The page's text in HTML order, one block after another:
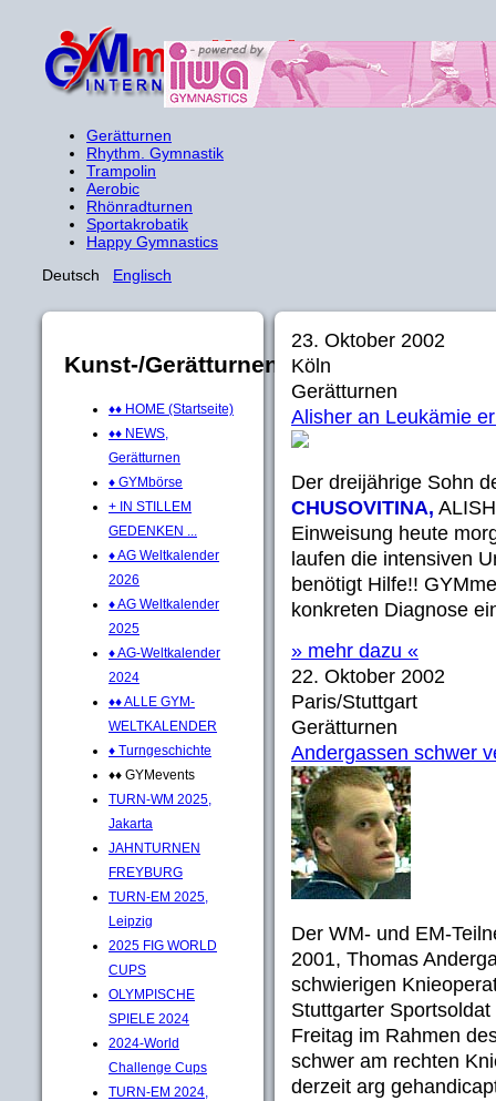
Gerätturnen
Rhythm. Gymnastik
Trampolin
Aerobic
Rhönradturnen
Sportakrobatik
Happy Gymnastics
Deutsch Englisch
Kunst-/Gerätturnen
♦♦ HOME (Startseite)
♦♦ NEWS,
Gerätturnen
♦ GYMbörse
+ IN STILLEM
GEDENKEN ...
♦ AG Weltkalender
2026
♦ AG Weltkalender
2025
♦ AG-Weltkalender
2024
♦♦ ALLE GYM-
WELTKALENDER
♦ Turngeschichte
♦♦ GYMevents
TURN-WM 2025,
Jakarta
JAHNTURNEN
FREYBURG
TURN-EM 2025,
Leipzig
2025 FIG WORLD
CUPS
OLYMPISCHE
SPIELE 2024
2024-World
Challenge Cups
TURN-EM 2024,
23. Oktober 2002
Köln
Gerätturnen
Alisher an Leukämie
Der dreijährige Sohn
CHUSOVITINA,
Einweisung heute
laufen die intensiven
benötigt Hilfe!!
konkreten Diagnose
» mehr dazu «
22. Oktober 2002
Paris/Stuttgart
Gerätturnen
Andergassen schwer
Der WM- und EM-
2001, Thomas
schwierigen
Stuttgarter
Freitag im Rahmen
schwer am rechten
derzeit arg